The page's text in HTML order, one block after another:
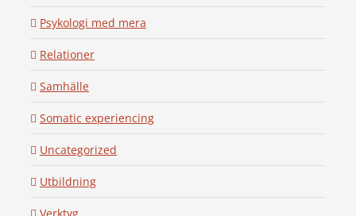
Psykologi med mera
Relationer
Samhälle
Somatic experiencing
Uncategorized
Utbildning